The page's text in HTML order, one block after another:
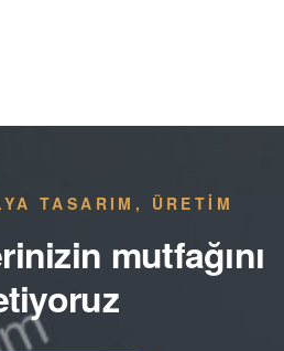
TASARIM, ÜRETİM
mutfağını